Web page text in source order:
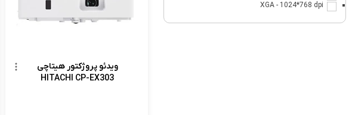
ویدئو پروژکتور هیتاچی
HITACHI CP-EX303
XGA - 1024*768 dpi